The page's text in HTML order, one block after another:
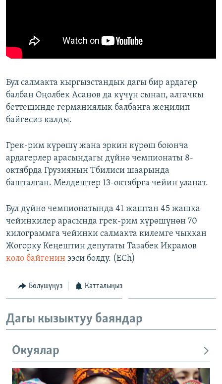
Бул салмакта кыргызстандык дагы бир ардагер
балбан Оңолбек Асанов да күчүн сынап, алгачкы
беттешинде германиялык балбанга жеңилип
байгесиз калды.
Грек-рим күрөшү жана эркин күрөш боюнча
ардагерлер арасындагы дүйнө чемпионаты 8-
октябрда Грузиянын Тбилиси шаарында
башталган. Мелдештер 13-октябрга чейин уланат.
Бул дүйнө чемпионатында 41 жаштан 45 жашка
чейинкилер арасында грек-рим күрөшүнөн 70
килограммга чейинки салмакта килемге чыккан
Жогорку Кеңештин депутаты Тазабек Икрамов
коло байгенин ээси болду. (ECh)
Бөлүшүңүз Катталыңыз
Дагы кызыктуу баяндар
Окуялар